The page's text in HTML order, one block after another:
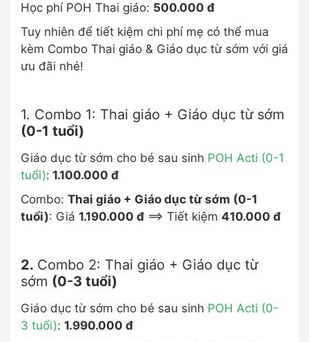
Học phí POH Thai giáo: 500.000 đ
Tuy nhiên để tiết kiệm chi phí mẹ có thể mua
kèm Combo Thai giáo & Giáo dục từ sớm với giá
ưu đãi nhé!
1. Combo 1: Thai giáo + Giáo dục từ sớm
(0-1 tuổi)
Giáo dục từ sớm cho bé sau sinh POH Acti (0-1
tuổi): 1.100.000 đ
Combo: Thai giáo + Giáo dục từ sớm (0-1
tuổi): Giá 1.190.000 đ ==> Tiết kiệm 410.000 đ
2. Combo 2: Thai giáo + Giáo dục từ
sớm (0-3 tuổi)
Giáo dục từ sớm cho bé sau sinh POH Acti (0-
3 tuổi): 1.990.000 đ